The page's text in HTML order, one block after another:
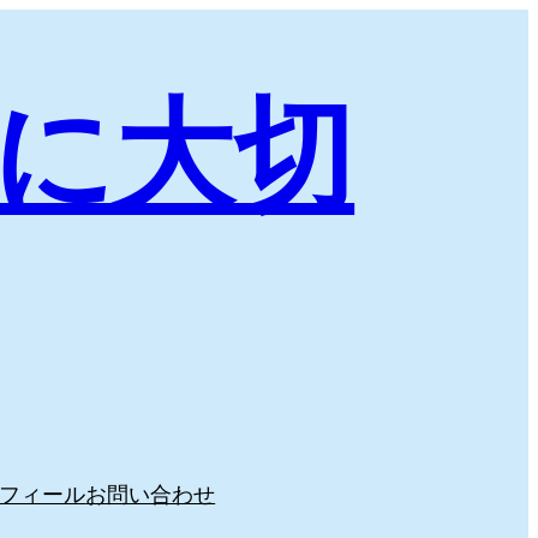
大切
ィールお問い合わせ